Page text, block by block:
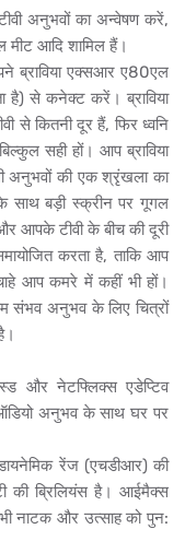
अनुभवों का अन्वेषण करें,
आदि शामिल हैं।
एक्सआर ए80एल
है) से कनेक्ट करें। ब्राविया
से कितनी दूर हैं, फिर ध्वनि
सही हों। आप ब्राविया
अनुभवों की एक श्रृंखला का
बड़ी स्क्रीन पर गूगल
आपके टीवी के बीच की दूरी
करता है, ताकि आप
आप कमरे में कहीं भी हों।
संभव अनुभव के लिए चित्रों
और नेटफ्लिक्स एडेप्टिव
अनुभव के साथ घर पर
रेंज (एचडीआर) की
की ब्रिलियंस है। आईमैक्स
नाटक और उत्साह को पुन: